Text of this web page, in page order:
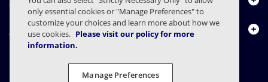
Contattaci
only essential cookies or "Manage Preferences" to
customize your choices and learn more about how we
use cookies. Please visit our policy for more
information.
Manage Preferences